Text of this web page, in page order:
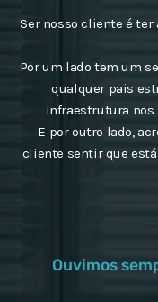
Ser nosso cliente é ter
Por um lado tem um
qualquer pais
infraestrutura nos
E por outro lado,
cliente sentir que
Ouvimos